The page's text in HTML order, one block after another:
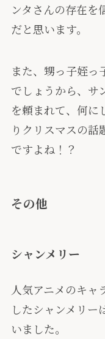
ンタさんの存在を
だと思います。
また、甥っ子姪っ
でしょうから、サ
を頼まれて、何に
りクリスマスの
ですよね！？
その他
シャンメリー
人気アニメのキャ
したシャンメリー
いました。